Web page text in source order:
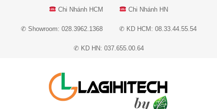
Chi Nhánh HCM Chi Nhánh HN
✆ Showroom: 028.3962.1368 ✆ KD HCM: 08.33.44.55.54
✆ KD HN: 037.655.00.64